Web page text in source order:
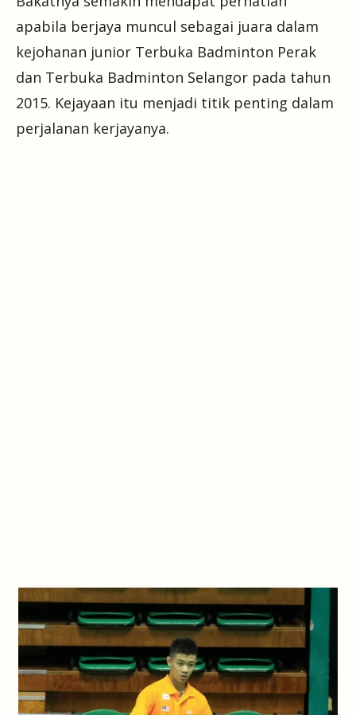
apabila berjaya muncul sebagai juara dalam
kejohanan junior Terbuka Badminton Perak
dan Terbuka Badminton Selangor pada tahun
2015. Kejayaan itu menjadi titik penting dalam
perjalanan kerjayanya.